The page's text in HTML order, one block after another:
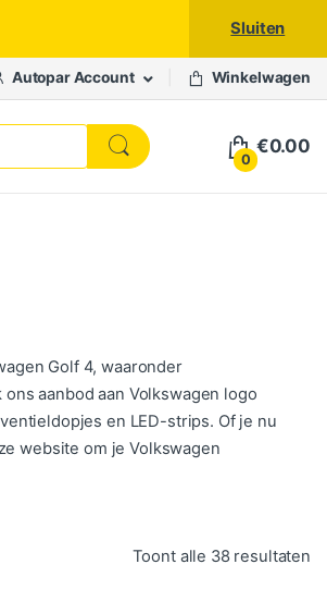
Sluiten
Autopar Account Winkelwagen
0
€0.00
Golf 4, waaronder
aanbod aan Volkswagen logo
en LED-strips. Of je nu
website om je Volkswagen
Toont alle 38 resultaten